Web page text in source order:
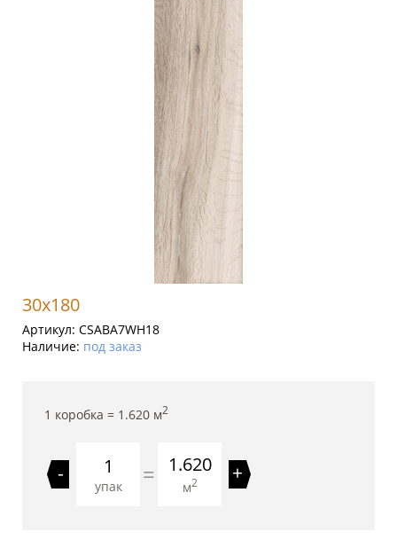
30x180
Артикул: CSABA7WH18
Наличие: под заказ
1 коробка = 1.620 м2
-
упак = 1.620
м2 +